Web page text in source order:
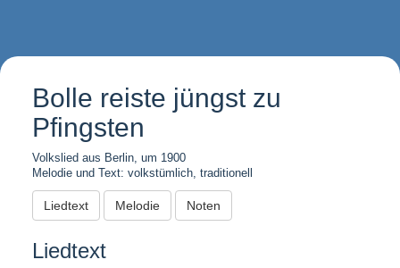
Bolle reiste jüngst zu
Pfingsten
Volkslied aus Berlin, um 1900
Melodie und Text: volkstümlich, traditionell
Liedtext Melodie Noten
Liedtext